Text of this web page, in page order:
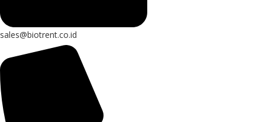
sales@biotrent.co.id